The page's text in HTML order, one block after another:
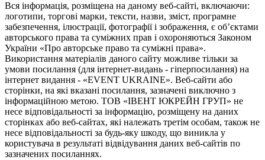
Вся інформація, розміщена на даному веб-сайті, включаючи:
логотипи, торгові марки, тексти, назви, зміст, програмне
забезпечення, ілюстрації, фотографії і зображення, є об’єктами
авторського права та суміжних прав і охороняються Законом
України «Про авторське право та суміжні права».
Використання матеріалів даного сайту можливе тільки за
умови посилання (для інтернет-видань - гіперпосилання) на
інтернет видання - «EVENT UKRAINE». Веб-сайти або
сторінки, на які вказані посилання, зазначені виключно з
інформаційною метою. ТОВ «ІВЕНТ ЮКРЕЙН ГРУП» не
несе відповідальності за інформацію, розміщену на даних
сторінках або веб-сайтах, які належать третім особам, також не
несе відповідальності за будь-яку шкоду, що виникла у
користувача в результаті відвідування даних веб-сайтів по
зазначених посиланнях.